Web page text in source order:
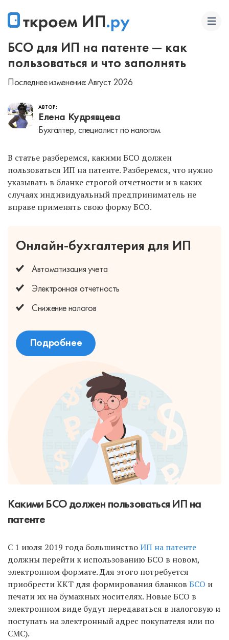
БСО для ИП на патенте — как
пользоваться и что заполнять
Последнее изменение: Август 2026
АВТОР:
Елена Кудрявцева
Бухгалтер, специалист по налогам.
В статье разберемся, какими БСО должен
пользоваться ИП на патенте. Разберемся, что нужно
указывать в бланке строгой отчетности и в каких
случаях индивидуальный предприниматель не
вправе применять свою форму БСО.
Онлайн-бухгалтерия для ИП
Автоматизация учета
Электронная отчетность
Снижение налогов
Подробнее
Какими БСО должен пользоваться ИП на
патенте
С 1 июля 2019 года большинствоИП на патенте
должны перейти к использованию БСО в новом,
электронном формате. Для этого потребуется
приобрести ККТ для формирования бланков БСО и
печати их на бумажных носителях. Новые БСО в
электронном виде будут передаваться в налоговую и
поступать на электронный адрес покупателя или по
СМС).